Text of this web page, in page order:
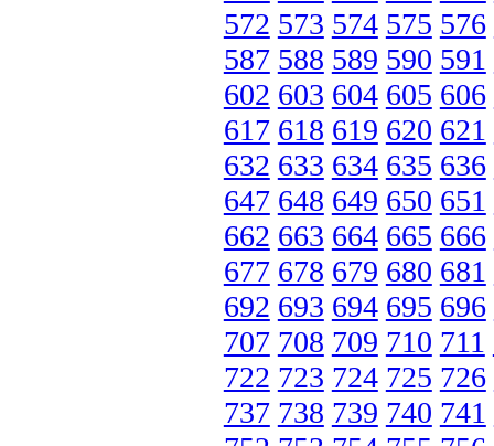
572 573 574 575 576
587 588 589 590 591
602 603 604 605 606
617 618 619 620 621
632 633 634 635 636
647 648 649 650 651
662 663 664 665 666
677 678 679 680 681
692 693 694 695 696
707 708 709 710 711
722 723 724 725 726
737 738 739 740 741